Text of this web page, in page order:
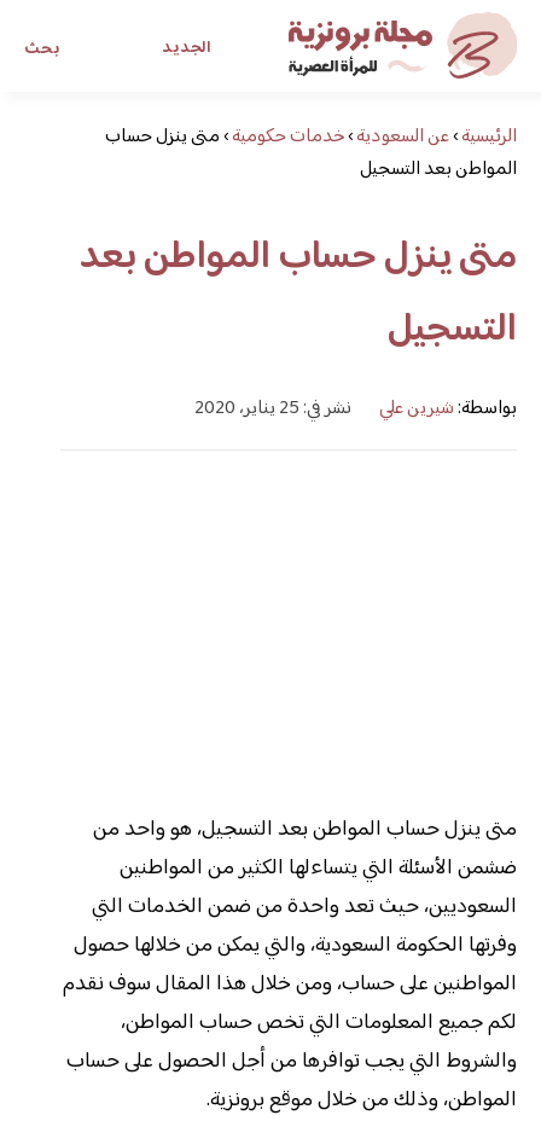
بحث الجديد
مجلة برونزية للفتاة العصريةالرئيسية›عن السعودية›خدمات حكومية›متى ينزل حساب
المواطن بعد التسجيل
متى ينزل حساب المواطن بعد
التسجيل
بواسطة:شيرين علي نشر في: 25 يناير، 2020
متى ينزل حساب المواطن بعد التسجيل، هو واحد من
ضشمن الأسئلة التي يتساءلها الكثير من المواطنين
السعوديين، حيث تعد واحدة من ضمن الخدمات التي
وفرتها الحكومة السعودية، والتي يمكن من خلالها حصول
المواطنين على حساب، ومن خلال هذا المقال سوف نقدم
لكم جميع المعلومات التي تخص حساب المواطن،
والشروط التي يجب توافرها من أجل الحصول على حساب
المواطن، وذلك من خلال موقع برونزية.